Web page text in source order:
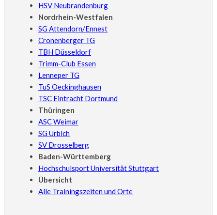
HSV Neubrandenburg
Nordrhein-Westfalen
SG Attendorn/Ennest
Cronenberger TG
TBH Düsseldorf
Trimm-Club Essen
Lenneper TG
TuS Oeckinghausen
TSC Eintracht Dortmund
Thüringen
ASC Weimar
SG Urbich
SV Drosselberg
Baden-Württemberg
Hochschulsport Universität Stuttgart
Übersicht
Alle Trainingszeiten und Orte